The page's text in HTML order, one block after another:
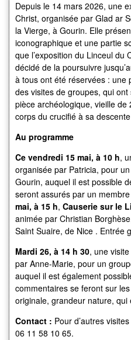
Depuis le 14 mars 2026, une
Christ, organisée par Glad ar
la Vierge, à Gourin. Elle
iconographique et une partie
que l’exposition du Linceul du
décidé de la poursuivre
à tous ont été réservées : une
des visites de groupes, qui
pièce archéologique, vieille
corps du crucifié à sa
Au programme
Ce vendredi 15 mai, à 10 h,
organisée par Patricia, pour
Gourin, auquel il est possible
seront assurés par un
mai, à 15 h, Causerie sur le
animée par Christian
Saint Suaire, de Nice . Entrée
Mardi 26, à 14 h 30, une
par Anne-Marie, pour un
auquel il est également
commentaires se feront sur
originale, grandeur nature, qui
Contact : Pour d’autres
06 11 58 10 65.